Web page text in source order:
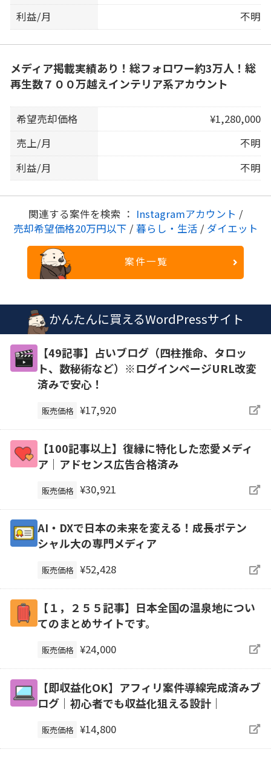
利益/月
不明
メディア掲載実績あり！総フォロワー約3万人！総
再生数７００万越えインテリア系アカウント
希望売却価格
¥1,280,000
売上/月
不明
利益/月
不明
関連する案件を検索 ： Instagramアカウント /
売却希望価格20万円以下 / 暮らし・生活 / ダイエット
案件一覧
かんたんに買えるWordPressサイト
【49記事】占いブログ（四柱推命、タロッ
ト、数秘術など）※ログインページURL改変
済みで安心！
販売価格 ¥17,920
【100記事以上】復縁に特化した恋愛メディ
ア｜アドセンス広告合格済み
販売価格 ¥30,921
AI・DXで日本の未来を変える！成長ポテン
シャル大の専門メディア
販売価格 ¥52,428
【１，２５５記事】日本全国の温泉地につい
てのまとめサイトです。
販売価格 ¥24,000
【即収益化OK】アフィリ案件導線完成済みブ
ログ｜初心者でも収益化狙える設計｜
販売価格 ¥14,800